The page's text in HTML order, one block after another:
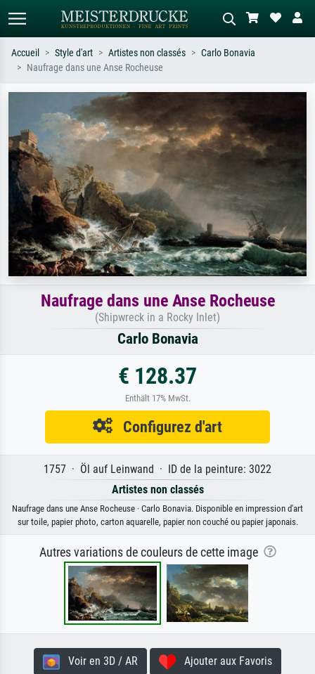
Recherchez par artiste, titre ou style –
ex. Monet, Nuit étoilée,
impressionnisme, vague de Hokusai,
nu.
Décrivez la scène – ex. prairie verte,
abstrait avec beaucoup de rouge,
tableau sombre, nu debout près d'un
arbre.
Accueil Style d'art Artistes non classés
Carlo Bonavia
Naufrage dans une Anse Rocheuse
Naufrage dans une Anse Rocheuse
(Shipwreck in a Rocky Inlet)
Carlo Bonavia
€ 128.37
Enthält 17% MwSt.
Configurez d'art
1757 · Öl auf Leinwand · ID de la peinture: 3022
Artistes non classés
Naufrage dans une Anse Rocheuse · Carlo Bonavia. Disponible en impression d'art
sur toile, papier photo, carton aquarelle, papier non couché ou papier japonais.
Autres variations de couleurs de cette image
Voir en 3D / AR Ajouter aux Favoris